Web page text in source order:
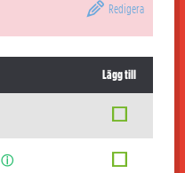
Redigera
Lägg till
ⓘ